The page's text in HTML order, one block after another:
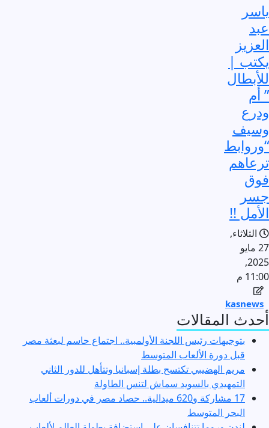
ياسر
عبد
العزيز
يكتب |
للأبطال
” أم
ودرع
وسيف
“وروابط
ترعاهم
فوق
جسر
الأمل !!
الثلاثاء,
27 مايو
2025,
11:00 م
kasnews
أحدث المقالات
بتوجيهات رئيس اللجنة الأولمبية.. اجتماع حاسم لبعثة مصر
قبل دورة الألعاب المتوسط
مريم الهضيبي تكتسح بطلة إسبانيا وتتأهل للدور الثاني
التمهيدي بالسويد سماش لتنس الطاولة
17 مشاركة و620 ميدالية.. حصاد مصر في دورات ألعاب
البحر المتوسط